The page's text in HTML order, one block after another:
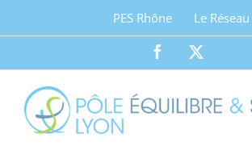
PES Rhône Le Réseau
Facebook